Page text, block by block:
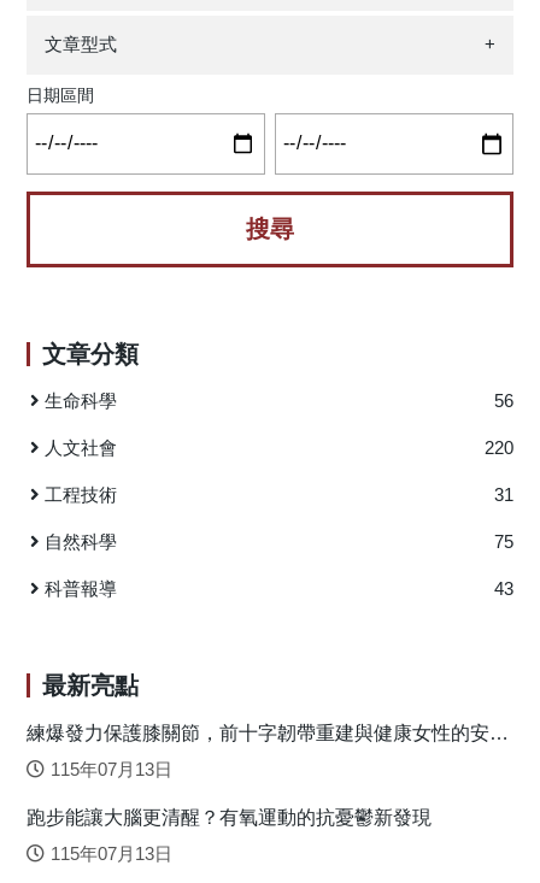
完全遠距或混合模式。這種自由節省通勤、提高自主性，但
「非自願性」遠距轉型中更為明顯。那麼，在螢幕背後，究
護家庭生活的核心資源 根據「工作要求—資源模型」
庭責任的遠距工作者而言，精確資訊能降低決策困擾與錯
誤，有效減少「工作—家庭衝突」（WFC）。Chuang等人
（2024）指出，精確資訊提供可靠指引，賦予員工決策權，
擾，而無法解決家庭內部問題。 及時資訊：抗衡孤獨感，但
戰。及時訊息與互動可創造「虛擬在場」，維持團隊連結。
研究顯示，資訊若同時「及時」與「精確」，對緩解孤獨感
待命」的雙面刃 資訊即時性同時具「工作要求」特質。
若組織過度追求即時回應，及時性可能成為技術壓力
（Technostress）源。對需照顧家庭的員工而言，即便資訊準
確，高頻及時訊息仍會干擾家庭角色，削弱準確資訊的保護
的研究顯示，孤獨感對幸福感的負面效應（間接效應係數
0.19）遠大於「工作—家庭衝突」（0.08）的影響。這提醒管
理者，除了關注家庭界線，更應重視社交連結的重建，避免
心理孤立侵蝕幸福感。 結論：重塑遠距溝通 員工幸福感的
性界線，保護家庭領域。 心理連結：結合「及時」與「精
確」的互動，消除社交孤立，緩解孤獨感。 遠距辦公不
文章型式 +
日期區間
文章分類
生命科學 56
人文社會 220
工程技術 31
自然科學 75
科普報導 43
最新亮點
練爆發力保護膝關節，前十字韌帶重建與健康女性的安全
落地關鍵
115年07月13日
跑步能讓大腦更清醒？有氧運動的抗憂鬱新發現
115年07月13日